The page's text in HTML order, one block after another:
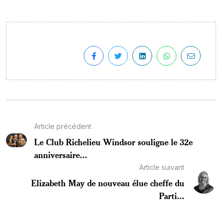
Article précédent
Le Club Richelieu Windsor souligne le 32e
anniversaire...
Article suivant
Elizabeth May de nouveau élue cheffe du
Parti...